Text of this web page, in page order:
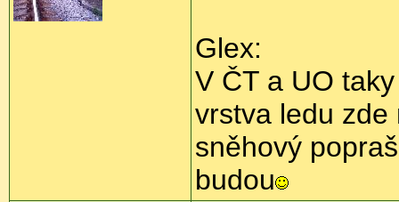
Glex:
V ČT a UO
vrstva ledu
sněhový
budou